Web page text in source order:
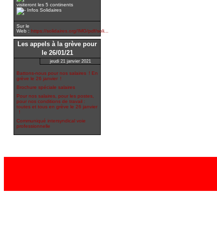
visiteront les 5 continents
Infos Solidaires
Sur le
Web : https://solidaires.org/IMG/pdf/soli...
Les appels à la grève pour
le 26/01/21
jeudi 21 janvier 2021
Battons-nous pour nos salaires ! En
grève le 26 janvier !
Brochure spéciale salaires
Pour nos salaires, pour les postes,
pour nos conditions de travail :
toutes et tous en grève le 26 janvier
!
Communiqué intersyndical voie
professionnelle